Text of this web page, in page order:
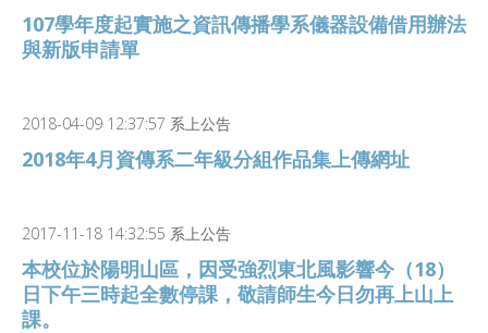
107學年度起實施之資訊傳播學系儀器設備借用辦法
與新版申請單
2018-04-09 12:37:57 系上公告
2018年4月資傳系二年級分組作品集上傳網址
2017-11-18 14:32:55 系上公告
本校位於陽明山區，因受強烈東北風影響今（18）
日下午三時起全數停課，敬請師生今日勿再上山上
課。